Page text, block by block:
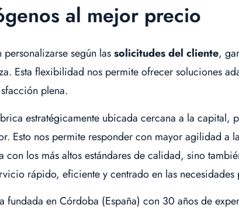
al mejor precio
según lassolicitudes del cliente,
Esta flexibilidad nos permite ofrecer soluciones
plena.
estratégicamente ubicada cercana a la capital,
Esto nos permite responder con mayor agilidad a
con los más altos estándares de calidad, sino
rápido, eficiente y centrado en las necesidades
fundada en Córdoba (España) con 30 años de